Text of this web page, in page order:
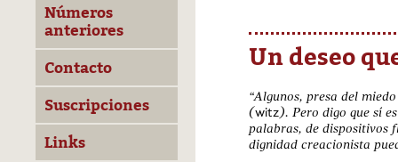
Números
anteriores
Contacto
Suscripciones
Links
Un deseo
“Algunos, presa del
(witz). Pero digo que sí
palabras, de dispositivos
dignidad creacionista